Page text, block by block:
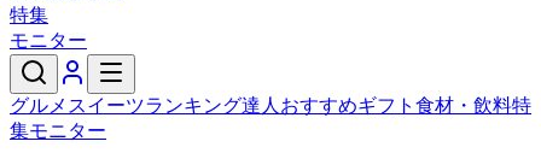
特集
モニター
グルメ スイーツランキング達人おすすめギフト 食材・飲料特
集モニター